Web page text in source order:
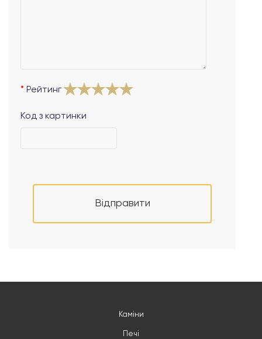
Рейтинг
Код з картинки
Відправити
Каміни
Печі